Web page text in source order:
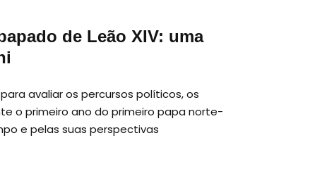
de Leão XIV: uma
avaliar os percursos políticos, os
o primeiro ano do primeiro papa norte-
e pelas suas perspectivas